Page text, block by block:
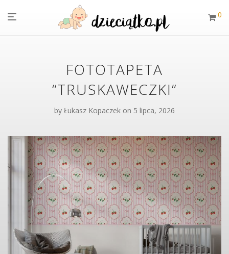
0
FOTOTAPETA
“TRUSKAWECZKI”
by Łukasz Kopaczek on 5 lipca, 2026